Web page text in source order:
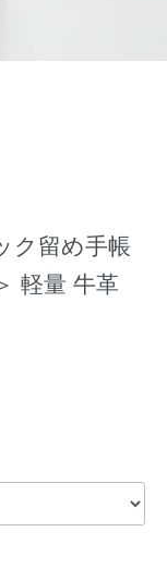
ク留め手帳
軽量 牛革